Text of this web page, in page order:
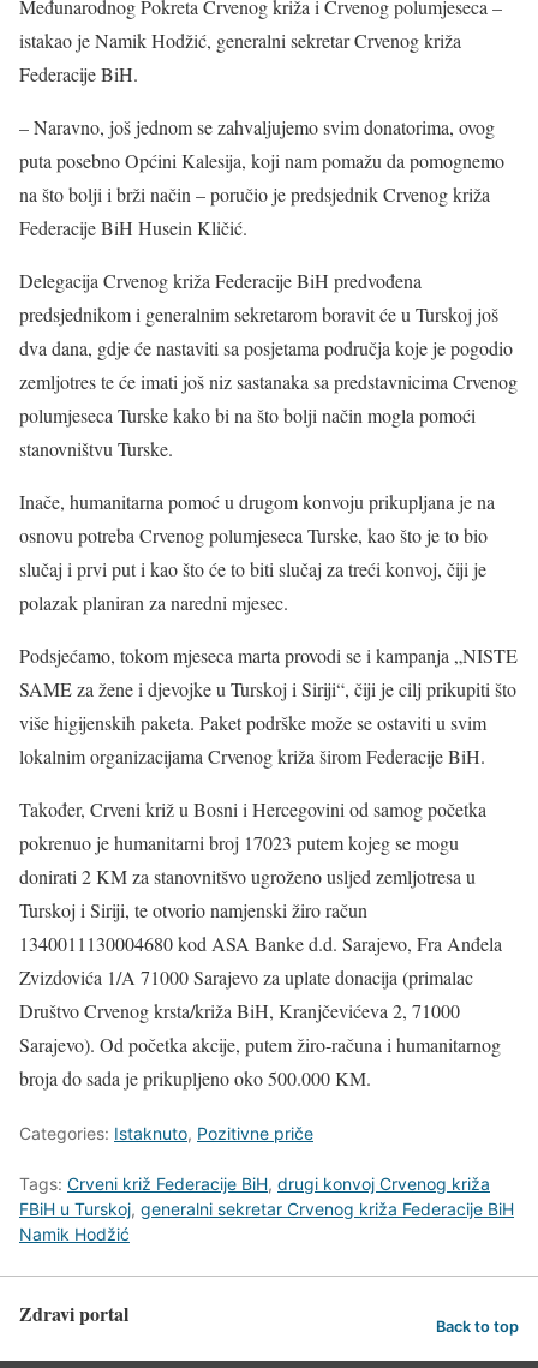
Međunarodnog Pokreta Crvenog križa i Crvenog polumjeseca –
istakao je Namik Hodžić, generalni sekretar Crvenog križa
Federacije BiH.
– Naravno, još jednom se zahvaljujemo svim donatorima, ovog
puta posebno Općini Kalesija, koji nam pomažu da pomognemo
na što bolji i brži način – poručio je predsjednik Crvenog križa
Federacije BiH Husein Kličić.
Delegacija Crvenog križa Federacije BiH predvođena
predsjednikom i generalnim sekretarom boravit će u Turskoj još
dva dana, gdje će nastaviti sa posjetama područja koje je pogodio
zemljotres te će imati još niz sastanaka sa predstavnicima Crvenog
polumjeseca Turske kako bi na što bolji način mogla pomoći
stanovništvu Turske.
Inače, humanitarna pomoć u drugom konvoju prikupljana je na
osnovu potreba Crvenog polumjeseca Turske, kao što je to bio
slučaj i prvi put i kao što će to biti slučaj za treći konvoj, čiji je
polazak planiran za naredni mjesec.
Podsjećamo, tokom mjeseca marta provodi se i kampanja „NISTE
SAME za žene i djevojke u Turskoj i Siriji“, čiji je cilj prikupiti što
više higijenskih paketa. Paket podrške može se ostaviti u svim
lokalnim organizacijama Crvenog križa širom Federacije BiH.
Također, Crveni križ u Bosni i Hercegovini od samog početka
pokrenuo je humanitarni broj 17023 putem kojeg se mogu
donirati 2 KM za stanovnitšvo ugroženo usljed zemljotresa u
Turskoj i Siriji, te otvorio namjenski žiro račun
1340011130004680 kod ASA Banke d.d. Sarajevo, Fra Anđela
Zvizdovića 1/A 71000 Sarajevo za uplate donacija (primalac
Društvo Crvenog krsta/križa BiH, Kranjčevićeva 2, 71000
Sarajevo). Od početka akcije, putem žiro-računa i humanitarnog
broja do sada je prikupljeno oko 500.000 KM.
Categories: Istaknuto, Pozitivne priče
Tags: Crveni križ Federacije BiH, drugi konvoj Crvenog križa
FBiH u Turskoj, generalni sekretar Crvenog križa Federacije BiH
Namik Hodžić
Zdravi portal Back to top